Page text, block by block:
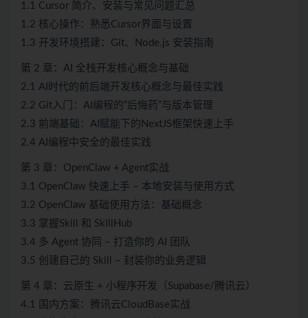
1.1 Cursor 简介、安装与常见问题汇总
1.2 核心操作：熟悉Cursor界面与设置
1.3 开发环境搭建：Git、Node.js 安装指南
第 2 章：AI 全栈开发核心概念与基础
2.1 AI时代的前后端开发核心概念与最佳实践
2.2 Git入门：AI编程的”后悔药”与版本管理
2.3 前端基础：AI赋能下的NextJS框架快速上手
2.4 AI编程中安全的最佳实践
第 3 章：OpenClaw + Agent实战
3.1 OpenClaw 快速上手 – 本地安装与使用方式
3.2 OpenClaw 基础使用方法：基础概念
3.3 掌握Skill 和 SkillHub
3.4 多 Agent 协同 – 打造你的 AI 团队
3.5 创建自己的 Skill – 封装你的业务逻辑
第 4 章：云原生 + 小程序开发（Supabase/腾讯云）
4.1 国内方案：腾讯云CloudBase实战